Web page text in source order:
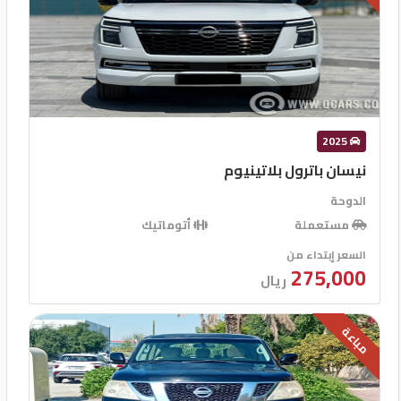
2025
نيسان باترول بلاتينيوم
الدوحة
مستعملة
أتوماتيك
السعر إبتداء من
275,000 ريال
مباعة